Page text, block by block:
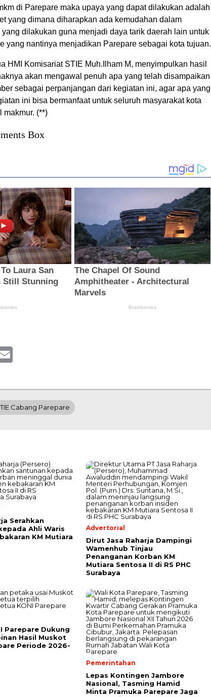
di Parepare maka upaya yang dapat dilakukan adalah
yang dimana diharapkan ada kemudahan dalam
yang dilakukan guna menjadi daya tarik daerah lain untuk
yang nantinya menjadikan Parepare sebagai kota tujuan.
HMI Komisariat STIE Muh.Ilham M, menyimpulkan hasil
akan mengawal penuh apa yang telah disampaikan
sebagai perpanjangan dari kegiatan ini, agar apa yang
ini bisa bermanfaat untuk seluruh masyarakat kota
makmur. (**)
Box
Cabang Parepare
Serahkan
Ahli Waris
KM Mutiara
Advertorial
Dirut Jasa Raharja Dampingi
Wamenhub Tinjau
Penanganan Korban KM
Mutiara Sentosa II di RS PHC
Surabaya
Parepare Dukung
Hasil Muskot
Periode 2026-
Pemerintahan
Lepas Kontingen Jambore
Nasional, Tasming Hamid
Minta Pramuka Parepare Jaga